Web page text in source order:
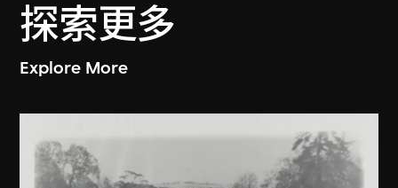
探索更多
Explore More